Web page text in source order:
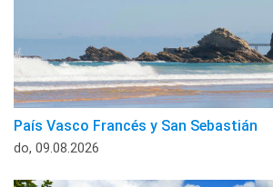
País Vasco Francés y San Sebastián
do, 09.08.2026